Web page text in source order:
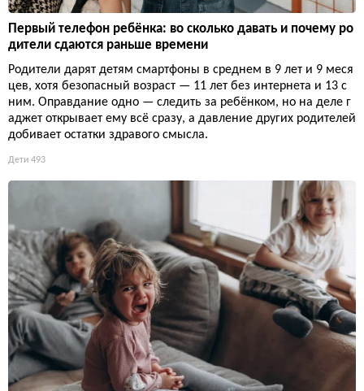
Первый телефон ребёнка: во сколько давать и почему ро
дители сдаются раньше времени
Родители дарят детям смартфоны в среднем в 9 лет и 9 меся
цев, хотя безопасный возраст — 11 лет без интернета и 13 с
ним. Оправдание одно — следить за ребёнком, но на деле г
аджет открывает ему всё сразу, а давление других родителей
добивает остатки здравого смысла.
Дети 493